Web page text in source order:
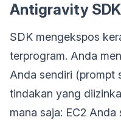
Antigravity SDK
SDK mengekspos
terprogram. Anda
Anda sendiri (prompt
tindakan yang
mana saja: EC2